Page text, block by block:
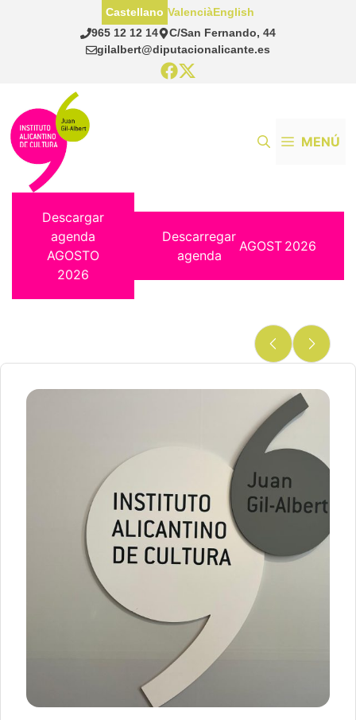
965 12 12 14
C/San Fernando, 44
gilalbert@diputacionalicante.es
Castellano ValenciàEnglish
MENÚ
Descargar
agenda
AGOSTO
2026
Descarregar
agenda
AGOST 2026